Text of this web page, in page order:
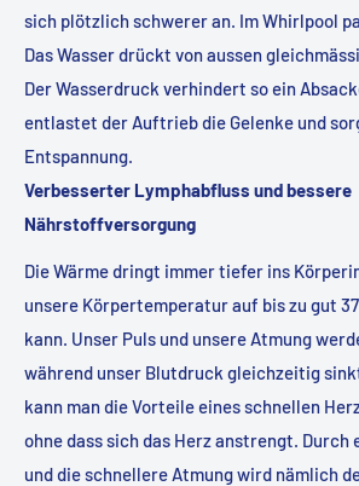
sich plötzlich schwerer an. Im Whirlpool
Das Wasser drückt von aussen
Der Wasserdruck verhindert so ein
entlastet der Auftrieb die Gelenke und
Entspannung.
Verbesserter Lymphabfluss und bessere
Nährstoffversorgung
Die Wärme dringt immer tiefer ins
unsere Körpertemperatur auf bis zu gut
kann. Unser Puls und unsere Atmung
während unser Blutdruck gleichzeitig
kann man die Vorteile eines schnellen
ohne dass sich das Herz anstrengt. Durch
und die schnellere Atmung wird nämlich